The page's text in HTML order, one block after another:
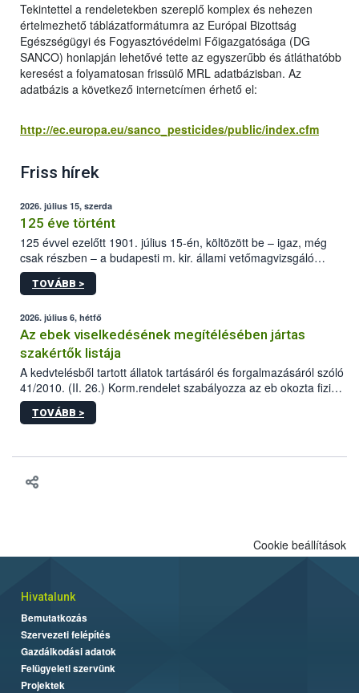
Tekintettel a rendeletekben szereplő komplex és nehezen
értelmezhető táblázatformátumra az Európai Bizottság
Egészségügyi és Fogyasztóvédelmi Főigazgatósága (DG
SANCO) honlapján lehetővé tette az egyszerűbb és átláthatóbb
keresést a folyamatosan frissülő MRL adatbázisban. Az
adatbázis a következő internetcímen érhető el:
http://ec.europa.eu/sanco_pesticides/public/index.cfm
Friss hírek
2026. július 15, szerda
125 éve történt
125 évvel ezelőtt 1901. július 15-én, költözött be – igaz, még
csak részben – a budapesti m. kir. állami vetőmagvizsgáló
állomás a Kis Rókus utca 15. szám alatti, Czigler Győző által
tervezett új épületébe.
TOVÁBB >
2026. július 6, hétfő
Az ebek viselkedésének megítélésében jártas
szakértők listája
A kedvtelésből tartott állatok tartásáról és forgalmazásáról szóló
41/2010. (II. 26.) Korm.rendelet szabályozza az eb okozta fizikai
sérülés, illetve ennek veszélye keletkezésekor felmerülő
hatósági feladatokat, valamint a veszélyes eb tartását és annak
TOVÁBB >
Cookie beállítások
Hivatalunk
Bemutatkozás
Szervezeti felépítés
Gazdálkodási adatok
Felügyeleti szervünk
Projektek